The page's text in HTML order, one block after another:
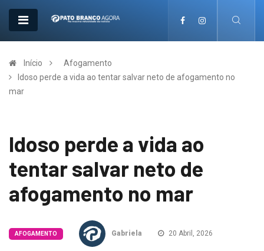
Início
Afogamento
Idoso perde a vida ao tentar salvar neto de afogamento no
mar
Idoso perde a vida ao
tentar salvar neto de
afogamento no mar
AFOGAMENTO Gabriela 20 Abril, 2026